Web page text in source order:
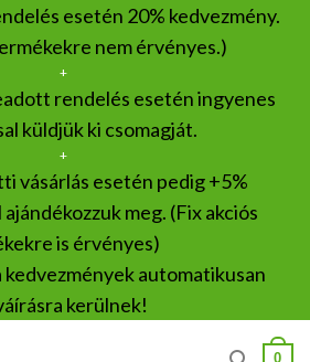
esetén 20% kedvezmény.
nem érvényes.)
+
rendelés esetén ingyenes
küldjük ki csomagját.
+
vásárlás esetén pedig +5%
meg. (Fix akciós
is érvényes)
kedvezmények automatikusan
kerülnek!
0